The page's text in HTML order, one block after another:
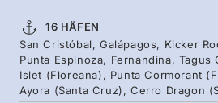
16 HÄFEN
San Cristóbal, Galápagos, Kicker
Punta Espinoza, Fernandina,
Islet (Floreana), Punta Cormorant
Ayora (Santa Cruz), Cerro Dragon